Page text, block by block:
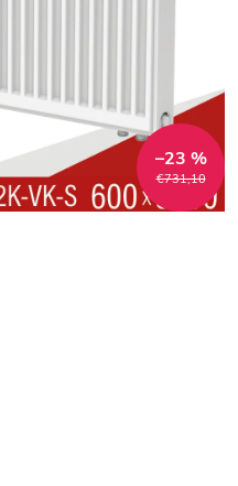
€731,10
–23 %